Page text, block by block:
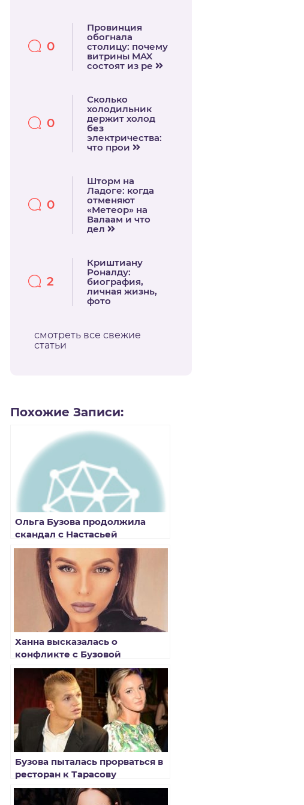
0
Провинция
обогнала
столицу: почему
витрины MAX
состоят из ре
0
Сколько
холодильник
держит холод
без
электричества:
что прои
0
Шторм на
Ладоге: когда
отменяют
«Метеор» на
Валаам и что
дел
2
Криштиану
Роналду:
биография,
личная жизнь,
фото
смотреть все свежие
статьи
Похожие Записи:
Ольга Бузова продолжила
скандал с Настасьей
Самбурской
Ханна высказалась о
конфликте с Бузовой
Бузова пыталась прорваться в
ресторан к Тарасову